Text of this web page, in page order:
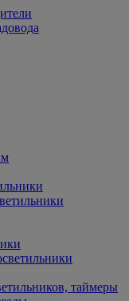
таймеры